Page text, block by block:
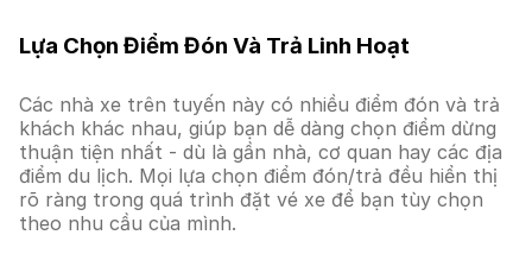
Lựa Chọn Điểm Đón Và Trả Linh Hoạt
Các nhà xe trên tuyến này có nhiều điểm đón và trả
khách khác nhau, giúp bạn dễ dàng chọn điểm dừng
thuận tiện nhất - dù là gần nhà, cơ quan hay các địa
điểm du lịch. Mọi lựa chọn điểm đón/trả đều hiển thị
rõ ràng trong quá trình đặt vé xe để bạn tùy chọn
theo nhu cầu của mình.